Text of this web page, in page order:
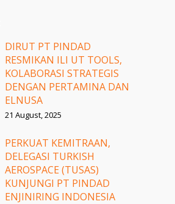
DIRUT PT PINDAD
RESMIKAN ILI UT TOOLS,
KOLABORASI STRATEGIS
DENGAN PERTAMINA DAN
ELNUSA
21 August, 2025
PERKUAT KEMITRAAN,
DELEGASI TURKISH
AEROSPACE (TUSAS)
KUNJUNGI PT PINDAD
ENJINIRING INDONESIA